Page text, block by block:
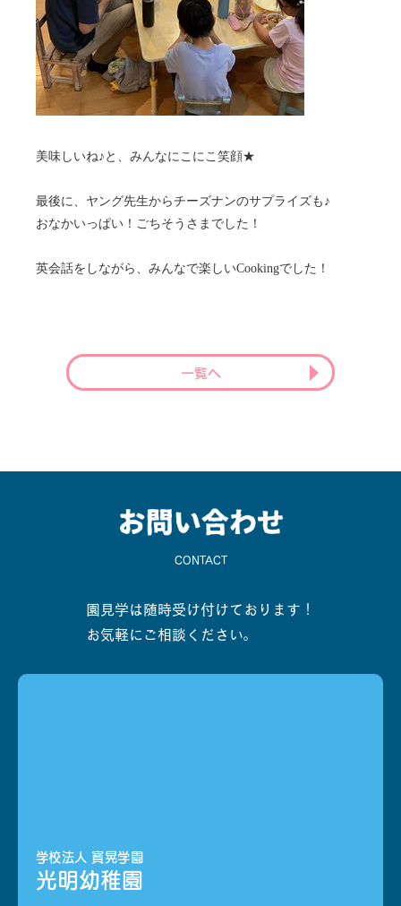
美味しいね♪と、みんなにこにこ笑顔★
最後に、ヤング先生からチーズナンのサプライズも♪
おなかいっぱい！ごちそうさまでした！
英会話をしながら、みんなで楽しいCookingでした！
一覧へ
CONTACT
園見学は随時受け付けております！
お気軽にご相談ください。
学校法人 寳晃学園
光明幼稚園